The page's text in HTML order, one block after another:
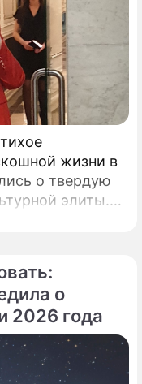
и друзья
печальная
жизни в
о твердую
элиты.
75-
о
2026 года